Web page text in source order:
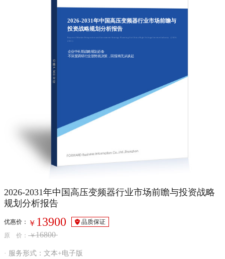
2026-2031年中国高压变频器行业市场前瞻与
投资战略规划分析报告
Report of Market Prospective and Investment Strategy Planning On China High-Voltage Inverter Industry（2026-
2031）
企业中长期战略规划必备
不深度调研行业形势就决策，回报将无从谈起
2026-2031年中国高压变频器行业市场前瞻与投资战略
规划分析报告
优惠价： ￥ 13900
品质保证
原 价： ￥16800
· 服务形式：文本+电子版